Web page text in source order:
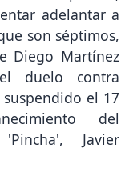
adelantar a
son séptimos,
Diego Martínez
duelo contra
el 17
del
Javier